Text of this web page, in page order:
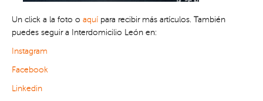
Un click a la foto o aquí para recibir más artículos. También
puedes seguir a Interdomicilio León en:
Instagram
Facebook
Linkedin